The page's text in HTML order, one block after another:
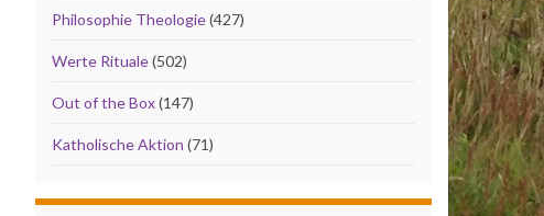
Philosophie Theologie(427)
Werte Rituale(502)
Out of the Box(147)
Katholische Aktion (71)